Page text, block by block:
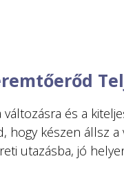
változásra és a
hogy készen állsz a